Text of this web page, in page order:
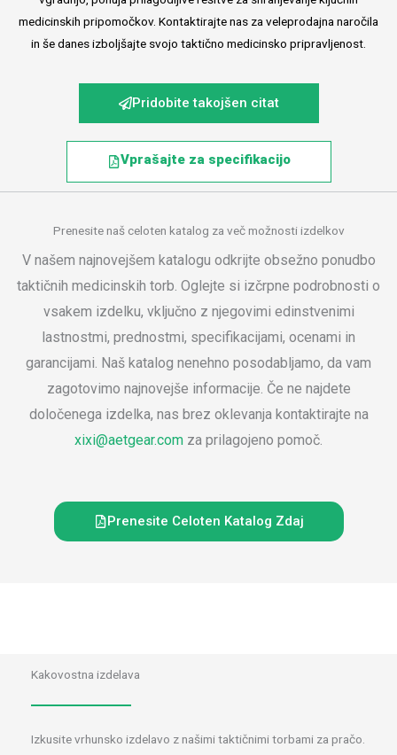
medicinskih pripomočkov. Kontaktirajte nas za veleprodajna naročila
in še danes izboljšajte svojo taktično medicinsko pripravljenost.
Pridobite takojšen citat
Vprašajte za specifikacijo
Prenesite naš celoten katalog za več možnosti izdelkov
V našem najnovejšem katalogu odkrijte obsežno ponudbo
taktičnih medicinskih torb. Oglejte si izčrpne podrobnosti o
vsakem izdelku, vključno z njegovimi edinstvenimi
lastnostmi, prednostmi, specifikacijami, ocenami in
garancijami. Naš katalog nenehno posodabljamo, da vam
zagotovimo najnovejše informacije. Če ne najdete
določenega izdelka, nas brez oklevanja kontaktirajte na
xixi@aetgear.com za prilagojeno pomoč.
Prenesite Celoten Katalog Zdaj
Kakovostna izdelava
Izkusite vrhunsko izdelavo z našimi taktičnimi torbami za pračo.